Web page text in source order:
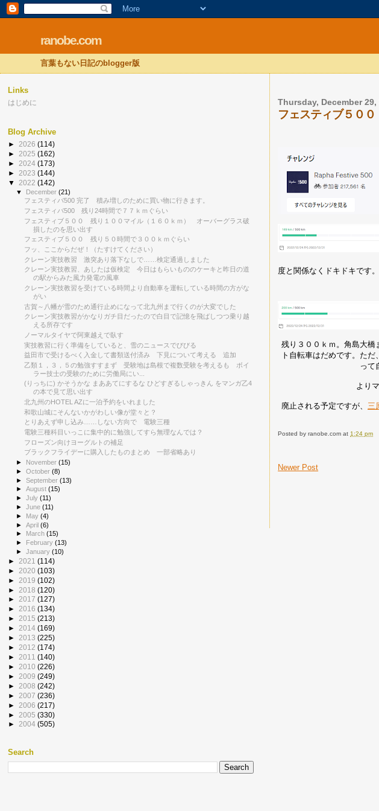
ranobe.com
言葉もない日記のblogger版
Thursday, December 29,
フェスティブ５０
度と関係なくドキドキです。
残り３００ｋｍ。角島大
ト自転車はだめです。た
って
より
廃止される予定ですが、三
Posted byranobe.com at 1:24 pm
Newer Post
Links
はじめに
Blog Archive
► 2026 (114)
► 2025 (162)
► 2024 (173)
► 2023 (144)
▼ 2022 (142)
▼ December(21)
フェスティバ500 完了 積み増しのために買い物に行きます。
フェスティバ500 残り24時間で７７ｋｍぐらい
フェスティブ５００ 残り１００マイル（１６０ｋｍ） オーバーグラス破
損したのを思い出す
フェスティブ５００ 残り５０時間で３００ｋｍぐらい
フッ、ここからだぜ！（たすけてください）
クレーン実技教習 激突あり落下なしで……検定通過しました
クレーン実技教習、あしたは仮検定 今日はもらいもののケーキと昨日の道
の駅からみた風力発電の風車
クレーン実技教習を受けている時間より自動車を運転している時間の方がな
がい
古賀～八幡が雪のため通行止めになって北九州まで行くのが大変でした
クレーン実技教習がかなりガチ目だったので白目で記憶を飛ばしつつ乗り越
える所存です
ノーマルタイヤで阿東越えで臥す
実技教習に行く準備をしていると、雪のニュースでびびる
益田市で受けるべく入金して書類送付済み 下見について考える 追加
乙類１，３，５の勉強すすまず 受験地は島根で複数受験を考えるも ボイ
ラー技士の受験のために労働局にい...
(りっちに) かそうかな まああてにするな ひどすぎるしゃっきん をマンガ乙4
の本で見て思い出す
北九州のHOTEL AZに一泊予約をいれました
和歌山城にそんないかがわしい像が堂々と？
とりあえず申し込み……しない方向で 電験三種
電験三種科目いっこに集中的に勉強してすら無理なんでは？
フローズン向けヨーグルトの補足
ブラックフライデーに購入したものまとめ 一部省略あり
► November(15)
►October(8)
►September(13)
►August(15)
►July(11)
►June(11)
► May(4)
►April(6)
►
March(15)
► February(13)
►January(10)
► 2021 (114)
► 2020 (103)
► 2019 (102)
► 2018 (120)
► 2017 (127)
► 2016 (134)
► 2015 (213)
► 2014 (169)
► 2013 (225)
► 2012 (174)
► 2011 (140)
► 2010 (226)
► 2009 (249)
► 2008 (242)
► 2007 (236)
► 2006 (217)
► 2005 (330)
► 2004 (505)
Search